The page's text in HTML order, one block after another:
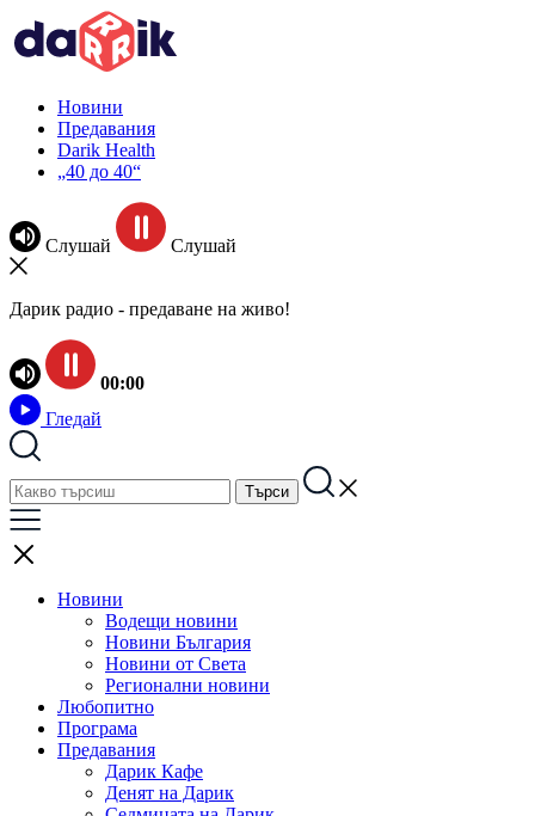
Новини
Предавания
Darik Health
„40 до 40“
Слушай Слушай
Дарик радио - предаване на живо!
00:00
Гледай
Новини
Водещи новини
Новини България
Новини от Света
Регионални новини
Любопитно
Програма
Предавания
Дарик Кафе
Денят на Дарик